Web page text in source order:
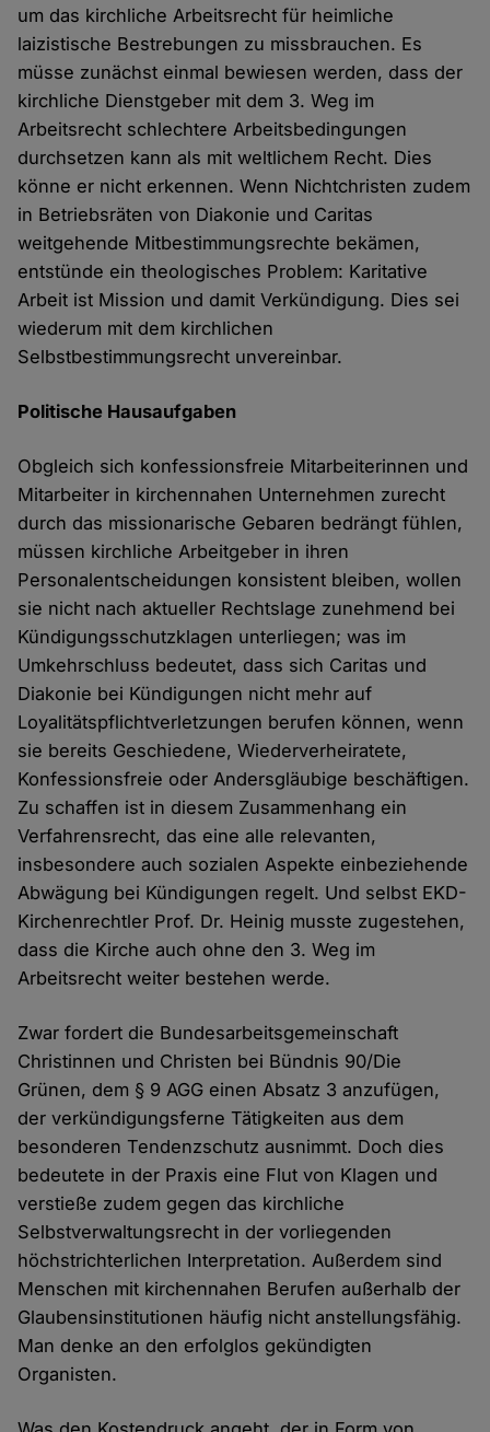
um das kirchliche Arbeitsrecht für heimliche
laizistische Bestrebungen zu missbrauchen. Es
müsse zunächst einmal bewiesen werden, dass der
kirchliche Dienstgeber mit dem 3. Weg im
Arbeitsrecht schlechtere Arbeitsbedingungen
durchsetzen kann als mit weltlichem Recht. Dies
könne er nicht erkennen. Wenn Nichtchristen zudem
in Betriebsräten von Diakonie und Caritas
weitgehende Mitbestimmungsrechte bekämen,
entstünde ein theologisches Problem: Karitative
Arbeit ist Mission und damit Verkündigung. Dies sei
wiederum mit dem kirchlichen
Selbstbestimmungsrecht unvereinbar.
Politische Hausaufgaben
Obgleich sich konfessionsfreie Mitarbeiterinnen und
Mitarbeiter in kirchennahen Unternehmen zurecht
durch das missionarische Gebaren bedrängt fühlen,
müssen kirchliche Arbeitgeber in ihren
Personalentscheidungen konsistent bleiben, wollen
sie nicht nach aktueller Rechtslage zunehmend bei
Kündigungsschutzklagen unterliegen; was im
Umkehrschluss bedeutet, dass sich Caritas und
Diakonie bei Kündigungen nicht mehr auf
Loyalitätspflichtverletzungen berufen können, wenn
sie bereits Geschiedene, Wiederverheiratete,
Konfessionsfreie oder Andersgläubige beschäftigen.
Zu schaffen ist in diesem Zusammenhang ein
Verfahrensrecht, das eine alle relevanten,
insbesondere auch sozialen Aspekte einbeziehende
Abwägung bei Kündigungen regelt. Und selbst EKD-
Kirchenrechtler Prof. Dr. Heinig musste zugestehen,
dass die Kirche auch ohne den 3. Weg im
Arbeitsrecht weiter bestehen werde.
Zwar fordert die Bundesarbeitsgemeinschaft
Christinnen und Christen bei Bündnis 90/Die
Grünen, dem § 9 AGG einen Absatz 3 anzufügen,
der verkündigungsferne Tätigkeiten aus dem
besonderen Tendenzschutz ausnimmt. Doch dies
bedeutete in der Praxis eine Flut von Klagen und
verstieße zudem gegen das kirchliche
Selbstverwaltungsrecht in der vorliegenden
höchstrichterlichen Interpretation. Außerdem sind
Menschen mit kirchennahen Berufen außerhalb der
Glaubensinstitutionen häufig nicht anstellungsfähig.
Man denke an den erfolglos gekündigten
Organisten.